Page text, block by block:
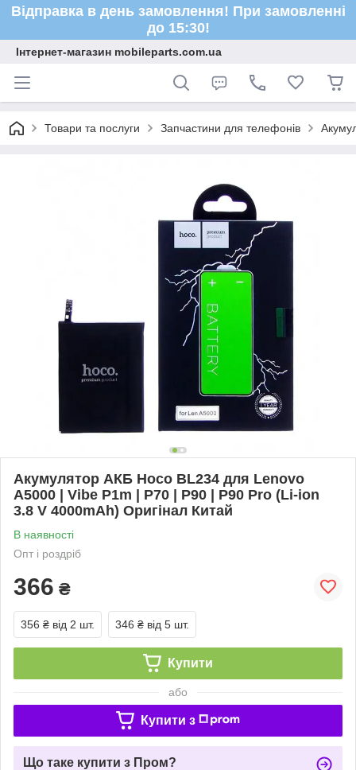
Відправка в день замовлення! При замовленні
до 15:30!
Інтернет-магазин mobileparts.com.ua
Товари та послуги Запчастини для телефонів
Акумулятор АКБ Hoco BL234 для Lenovo
A5000 | Vibe P1m | P70 | P90 | P90 Pro (Li-ion
3.8 V 4000mAh) Оригінал Китай
В наявності
Опт і роздріб
366 ₴
356 ₴ від 2 шт. 346 ₴ від 5 шт.
Купити
або
Купити з
Що таке купити з Пром?